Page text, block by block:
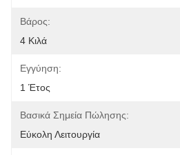
Βάρος:
4 Κιλά
Εγγύηση:
1 Έτος
Βασικά Σημεία Πώλησης:
Εύκολη Λειτουργία